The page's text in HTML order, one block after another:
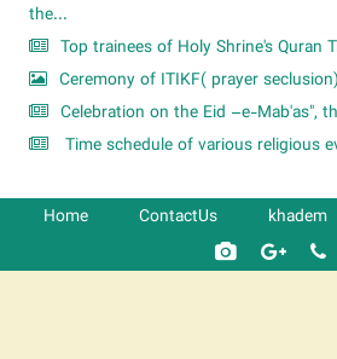
the...
Top trainees of Holy Shrine's Quran
Ceremony of ITIKF( prayer
Celebration on the Eid –e-Mab'as",
Time schedule of various religious
Home ContactUs khadem